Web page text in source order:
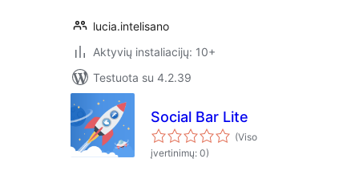
lucia.intelisano
Aktyvių instaliacijų: 10+
Testuota su 4.2.39
Social Bar Lite
(Viso
įvertinimų: 0)